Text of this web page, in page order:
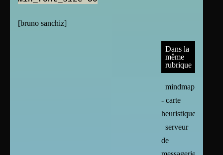
[bruno sanchiz]
Dans la
même
rubrique
mindmap
- carte
heuristique
serveur
de